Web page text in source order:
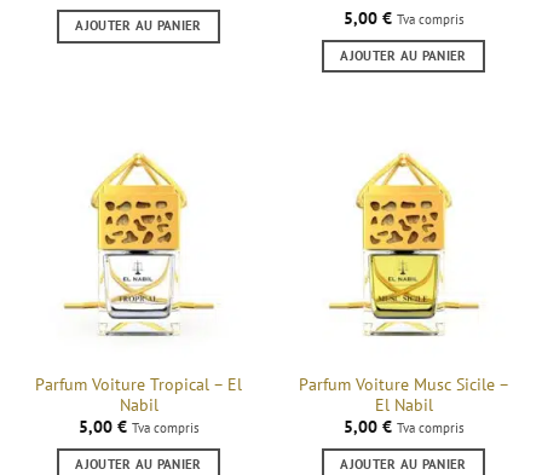
AJOUTER AU PANIER 5,00 € Tva compris
AJOUTER AU PANIER
Parfum Voiture Tropical – El
Nabil
5,00 € Tva compris
AJOUTER AU PANIER
Parfum Voiture Musc Sicile –
El Nabil
5,00 € Tva compris
AJOUTER AU PANIER